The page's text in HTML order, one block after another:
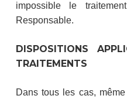
impossible le
Responsable.
DISPOSITIONS
TRAITEMENTS
Dans tous les cas,